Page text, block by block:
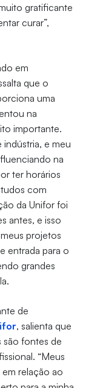
gratificante
curar”,
em
que o
uma
na
importante.
e meu
na
ter horários
com
da Unifor foi
antes, e isso
projetos
entrada para o
grandes
de
, salienta que
são fontes de
“Meus
relação ao